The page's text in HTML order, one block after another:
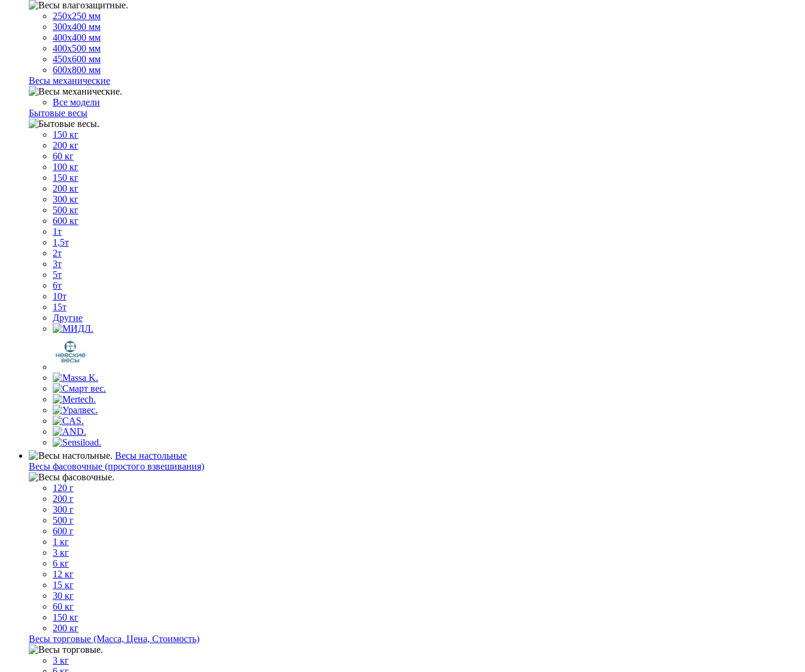
250х250 мм
300х400 мм
400х400 мм
400х500 мм
450х600 мм
600х800 мм
Весы механические
Все модели
Бытовые весы
150 кг
200 кг
60 кг
100 кг
150 кг
200 кг
300 кг
500 кг
600 кг
1т
1,5т
2т
3т
5т
6т
10т
15т
Другие
Весы настольные
Весы фасовочные (простого взвешивания)
120 г
200 г
300 г
500 г
600 г
1 кг
3 кг
6 кг
12 кг
15 кг
30 кг
60 кг
150 кг
200 кг
Весы торговые (Масса, Цена, Стоимость)
3 кг